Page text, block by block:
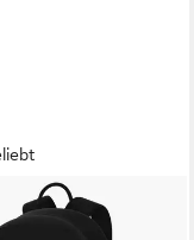
Y NK ELMNTL